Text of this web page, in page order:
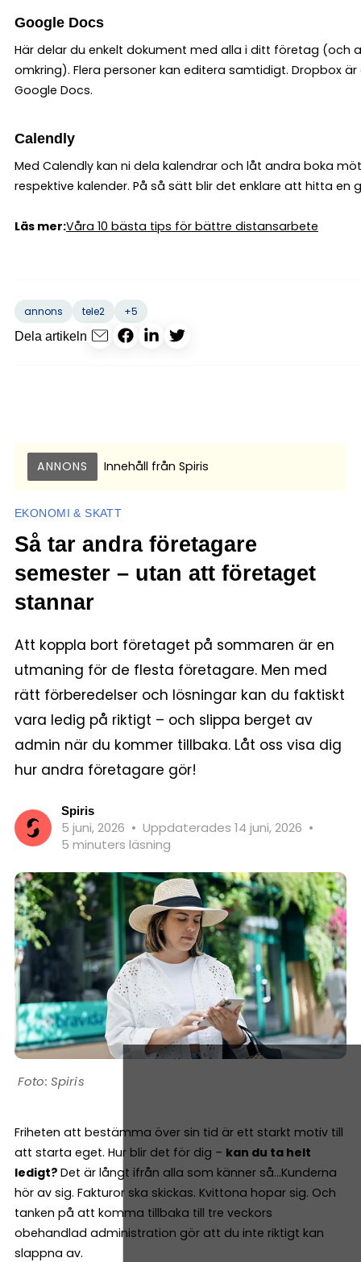
Google Docs
Här delar du enkelt dokument med alla i ditt företag (och
omkring). Flera personer kan editera samtidigt. Dropbox
Google Docs.
Calendly
Med Calendly kan ni dela kalendrar och låt andra boka
respektive kalender. På så sätt blir det enklare att hitta en
Läs mer:Våra 10 bästa tips för bättre distansarbete
annons tele2
+5
Dela artikeln
ANNONS Innehåll från Spiris
EKONOMI & SKATT
Så tar andra företagare
semester – utan att företaget
stannar
Att koppla bort företaget på sommaren är en
utmaning för de flesta företagare. Men med
rätt förberedelser och lösningar kan du faktiskt
vara ledig på riktigt – och slippa berget av
admin när du kommer tillbaka. Låt oss visa dig
hur andra företagare gör!
Spiris
5 juni, 2026 • Uppdaterades 14 juni, 2026 •
5 minuters läsning
Spiris
Friheten att bestämma över sin tid är ett starkt motiv till
att starta eget. Hur blir det för dig – kan du ta helt
ledigt? Det är långt ifrån alla som känner så…Kunderna
hör av sig. Fakturor ska skickas. Kvittona hopar sig. Och
tanken på att komma tillbaka till tre veckors
obehandlad administration gör att du inte riktigt kan
slappna av.